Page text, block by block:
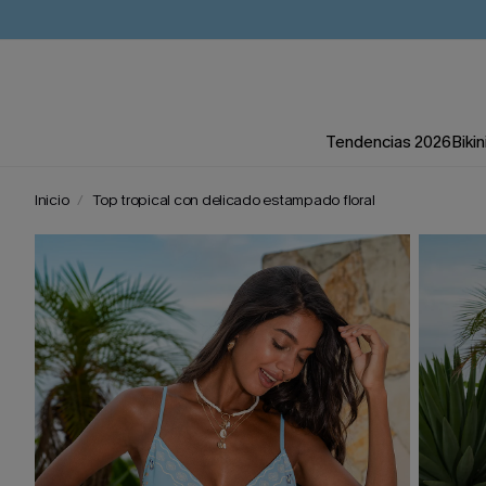
Tendencias 2026
Inicio Top tropical con delicado estampado floral